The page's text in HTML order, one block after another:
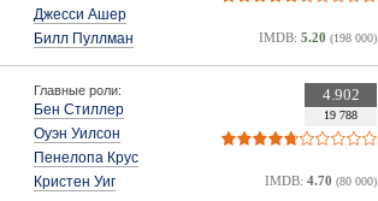
Джесси Ашер
Билл Пуллман
IMDB: 5.20 (198 000)
Главные роли:
Бен Стиллер
Оуэн Уилсон
Пенелопа Крус
Кристен Уиг
4.902
19 788
IMDB: 4.70 (80 000)